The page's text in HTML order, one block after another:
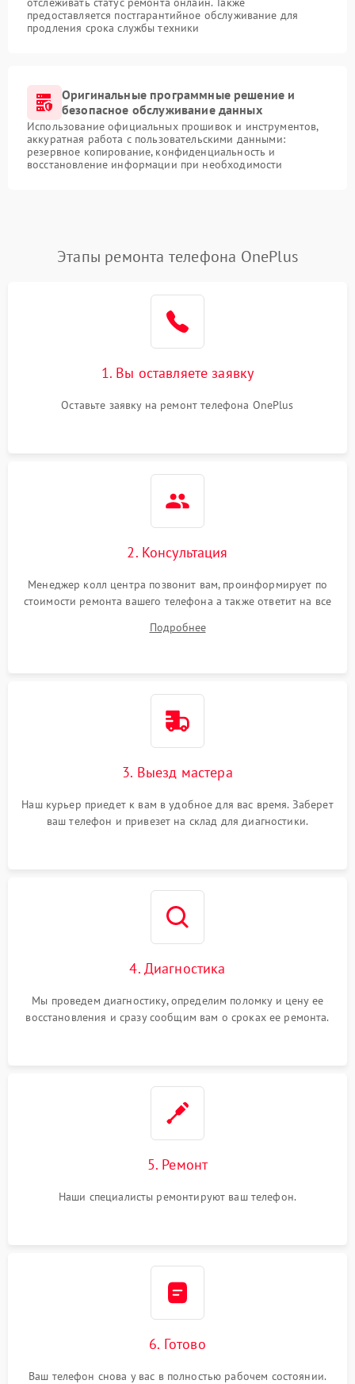
предоставляется постгарантийное обслуживание для
продления срока службы техники
Оригинальные программные решение и
безопасное обслуживание данных
Использование официальных прошивок и инструментов,
аккуратная работа с пользовательскими данными:
резервное копирование, конфиденциальность и
восстановление информации при необходимости
Этапы ремонта телефона OnePlus
1. Вы оставляете заявку
Оставьте заявку на ремонт телефона OnePlus
2. Консультация
Менеджер колл центра позвонит вам, проинформирует по
стоимости ремонта вашего телефона а также ответит на все
Подробнее
3. Выезд мастера
Наш курьер приедет к вам в удобное для вас время. Заберет
ваш телефон и привезет на склад для диагностики.
4. Диагностика
Мы проведем диагностику, определим поломку и цену ее
восстановления и сразу сообщим вам о сроках ее ремонта.
5. Ремонт
Наши специалисты ремонтируют ваш телефон.
6. Готово
Ваш телефон снова у вас в полностью рабочем состоянии.